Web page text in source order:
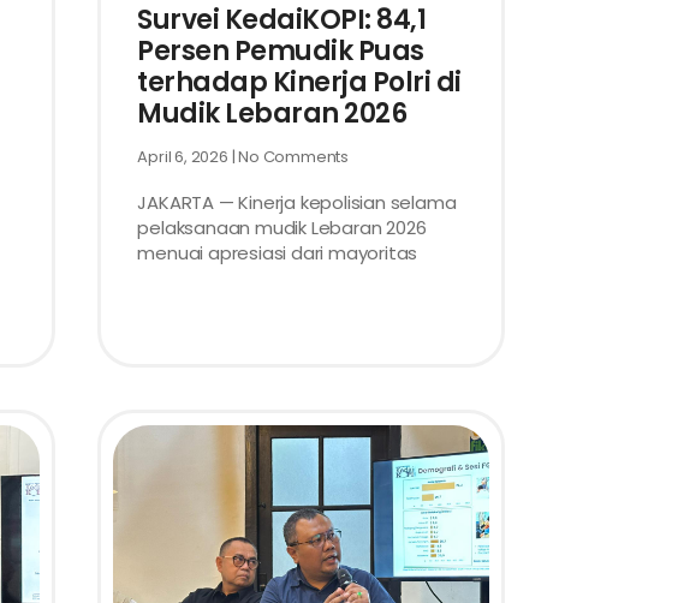
Survei KedaiKOPI: 84,1
Persen Pemudik Puas
terhadap Kinerja Polri di
Mudik Lebaran 2026
April 6, 2026 No Comments
JAKARTA — Kinerja kepolisian selama
pelaksanaan mudik Lebaran 2026
menuai apresiasi dari mayoritas